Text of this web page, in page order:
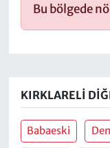
Bu bölgede
KIRKLARELI
Babaeski